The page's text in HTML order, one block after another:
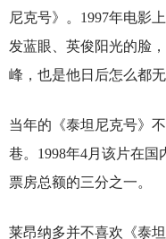
尼克号》。1997年电影
发蓝眼、英俊阳光的脸
峰，也是他日后怎么都无
当年的《泰坦尼克号》
巷。1998年4月该片在
票房总额的三分之一。
莱昂纳多并不喜欢《泰